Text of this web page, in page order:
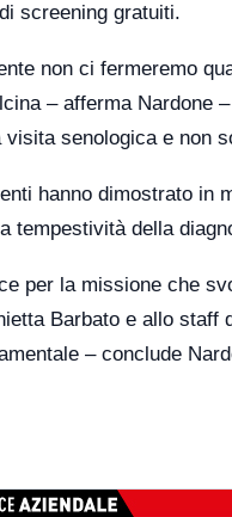
screening gratuiti.
non ci fermeremo
– afferma Nardone
visita senologica e non
hanno dimostrato in
tempestività della
per la missione che
Barbato e allo staff
– conclude